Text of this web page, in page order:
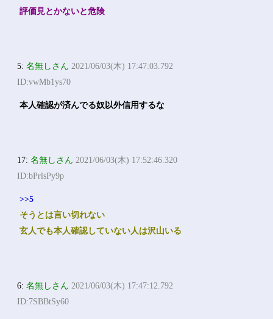
評価見とかないと危険
5:名無しさん 2021/06/03(木) 17:47:03.792
ID:vwMb1ys70
本人確認が済んでる奴以外信用するな
17:名無しさん 2021/06/03(木) 17:52:46.320
ID:bPrlsPy9p
>>5
そうとは言い切れない
玄人でも本人確認していない人は沢山いる
6:名無しさん 2021/06/03(木) 17:47:12.792
ID:7SBBtSy60